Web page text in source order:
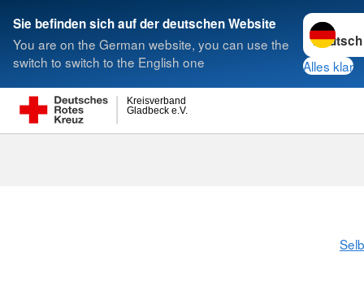
Sie befinden sich auf der deutschen Website
You are on the German website, you can use the
switch to switch to the English one
Sprache
Alles klar
Gladbeck e.V.
Kreisverband
Suche